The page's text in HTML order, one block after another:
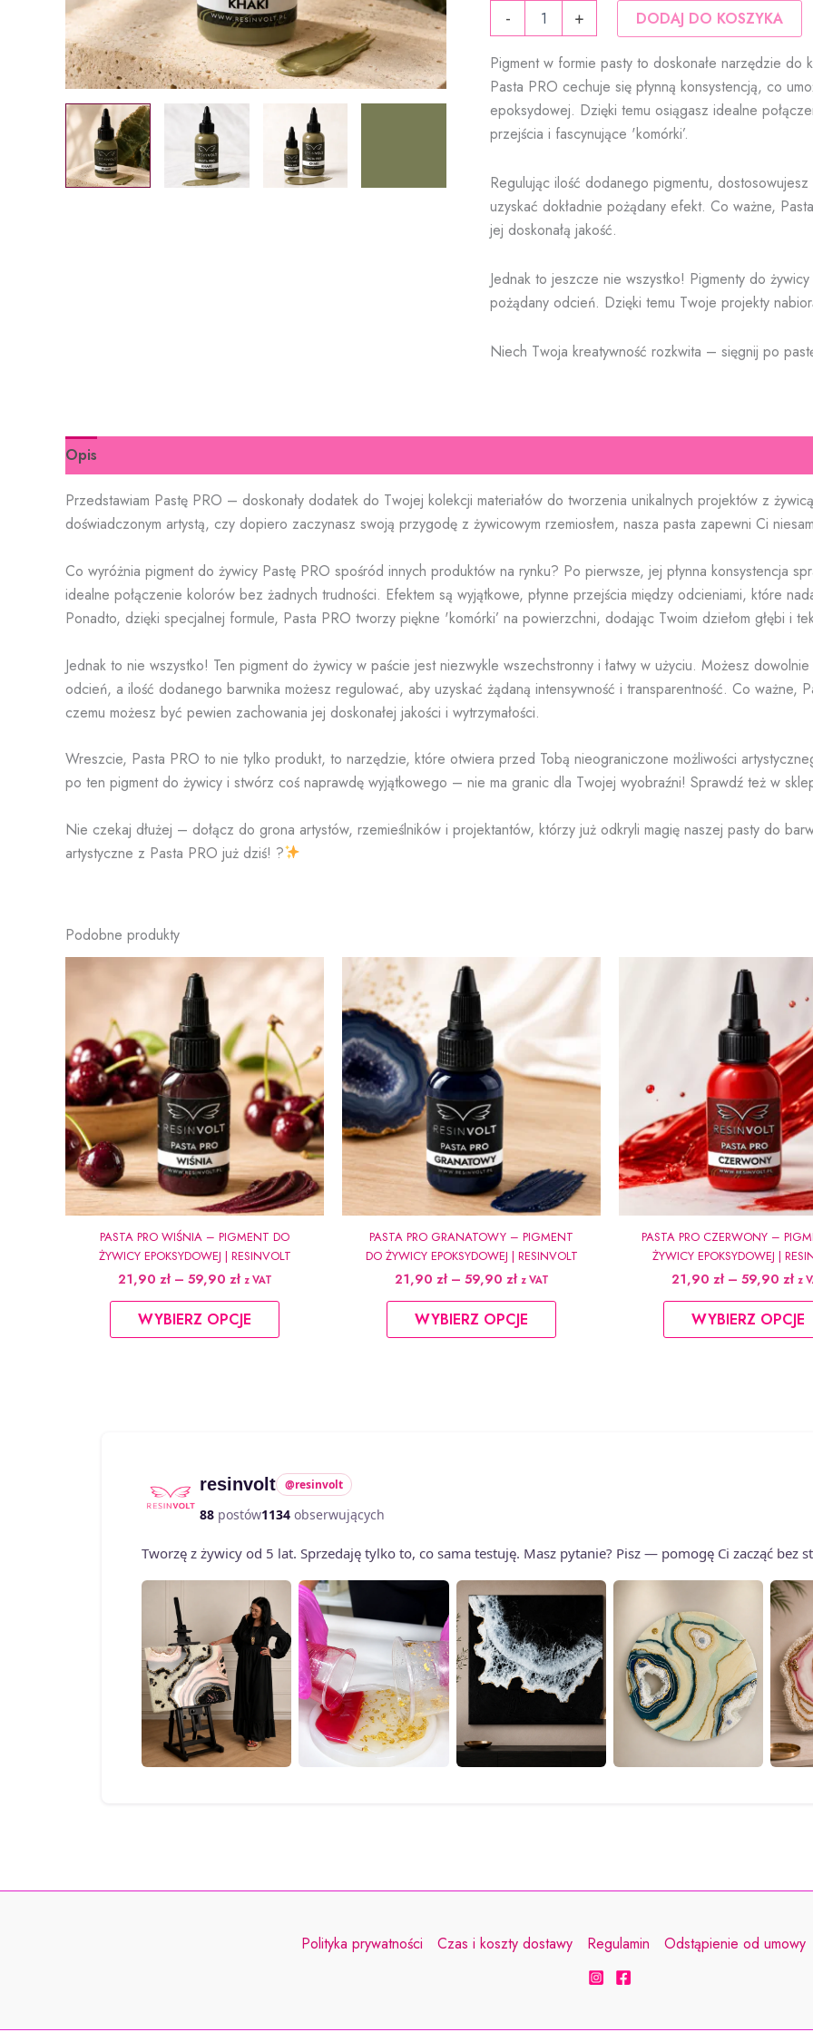
59,90 zł
-
Pasta
khaki
-
pigment
do
żywicy
ResinVolt
+ DODAJ DO KOSZYKA
Pigment w formie pasty to doskonałe narzędzie
Pasta PRO cechuje się płynną konsystencją, co
epoksydowej. Dzięki temu osiągasz idealne
przejścia i fascynujące 'komórki’.
Regulując ilość dodanego pigmentu,
uzyskać dokładnie pożądany efekt. Co ważne,
jej doskonałą jakość.
Jednak to jeszcze nie wszystko! Pigmenty do
pożądany odcień. Dzięki temu Twoje projekty
Niech Twoja kreatywność rozkwita – sięgnij po
Opis
Przedstawiam Pastę PRO – doskonały dodatek do Twojej kolekcji materiałów do tworzenia unikalnych projektów z
doświadczonym artystą, czy dopiero zaczynasz swoją przygodę z żywicowym rzemiosłem, nasza pasta zapewni Ci
Co wyróżnia pigment do żywicy Pastę PRO spośród innych produktów na rynku? Po pierwsze, jej płynna konsystencja
idealne połączenie kolorów bez żadnych trudności. Efektem są wyjątkowe, płynne przejścia między odcieniami, które
Ponadto, dzięki specjalnej formule, Pasta PRO tworzy piękne 'komórki’ na powierzchni, dodając Twoim dziełom głębi i
Jednak to nie wszystko! Ten pigment do żywicy w paście jest niezwykle wszechstronny i łatwy w użyciu. Możesz
odcień, a ilość dodanego barwnika możesz regulować, aby uzyskać żądaną intensywność i transparentność. Co ważne,
czemu możesz być pewien zachowania jej doskonałej jakości i wytrzymałości.
Wreszcie, Pasta PRO to nie tylko produkt, to narzędzie, które otwiera przed Tobą nieograniczone możliwości
po ten pigment do żywicy i stwórz coś naprawdę wyjątkowego – nie ma granic dla Twojej wyobraźni! Sprawdź też w
Nie czekaj dłużej – dołącz do grona artystów, rzemieślników i projektantów, którzy już odkryli magię naszej pasty do
artystyczne z Pasta PRO już dziś! ?
Podobne produkty
PASTA PRO WIŚNIA – PIGMENT DO
ŻYWICY EPOKSYDOWEJ | RESINVOLT
21,90 zł – 59,90 złZakres
od
21,90 zł
do
z VAT
WYBIERZ OPCJE
Ten
wybrać
na
stronie
PASTA PRO GRANATOWY – PIGMENT
DO ŻYWICY EPOKSYDOWEJ | RESINVOLT
21,90 zł – 59,90 złZakres
od
21,90 zł
do
z VAT
WYBIERZ OPCJE
Ten
PASTA PRO CZERWONY –
ŻYWICY EPOKSYDOWEJ |
21,90 zł – 59,90 zł
od
do
z
WYBIERZ OPCJE
resinvolt @resinvolt
88 postów1134 obserwujących
Tworzę z żywicy od 5 lat. Sprzedaję tylko to, co sama testuję. Masz pytanie? Pisz — pomogę Ci zacząć bez
Polityka prywatności Czas i koszty dostawy Regulamin Odstąpienie od umowy